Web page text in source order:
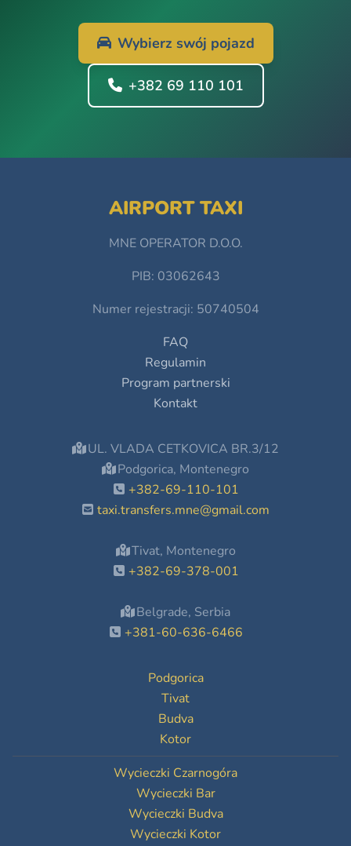
Wybierz swój pojazd
+382 69 110 101
AIRPORT TAXI
MNE OPERATOR D.O.O.
PIB: 03062643
Numer rejestracji: 50740504
FAQ
Regulamin
Program partnerski
Kontakt
UL. VLADA CETKOVICA BR.3/12
Podgorica, Montenegro
+382-69-110-101
taxi.transfers.mne@gmail.com
Tivat, Montenegro
+382-69-378-001
Belgrade, Serbia
+381-60-636-6466
Podgorica
Tivat
Budva
Kotor
Wycieczki Czarnogóra
Wycieczki Bar
Wycieczki Budva
Wycieczki Kotor